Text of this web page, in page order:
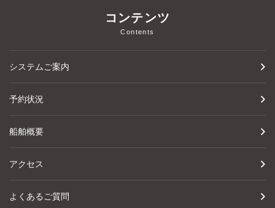
コンテンツ
Contents
システムご案内
予約状況
船舶概要
アクセス
よくあるご質問